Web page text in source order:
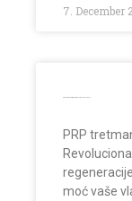
7. December
PRP
moć vaše